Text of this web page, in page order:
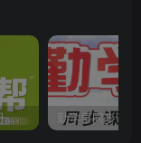
教材帮 8年级上册 语文人教版(2023秋)